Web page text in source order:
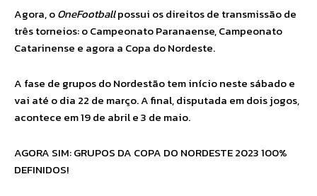
Agora, oOneFootballpossui os direitos de transmissão de
três torneios: o Campeonato Paranaense, Campeonato
Catarinense e agora a Copa do Nordeste.
A fase de grupos do Nordestão tem início neste sábado e
vai até o dia 22 de março. A final, disputada em dois jogos,
acontece em 19 de abril e 3 de maio.
AGORA SIM: GRUPOS DA COPA DO NORDESTE 2023 100%
DEFINIDOS!